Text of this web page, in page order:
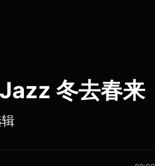
冬去春来